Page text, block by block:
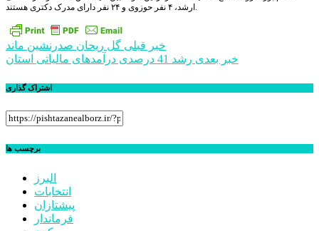
ارشد، ۴ نفر حوزوی و ۲۴ نفر دارای مدرک دکتری هستند.
راهبری
نوشته
خبر قبلی گل ریحان صدرنشین ماند
خبر بعدی رشد 41 درصدی درآمدهای مالیاتی استان
اشتراک گذاری
برچسب ها
البرز
انتخابات
پیشتازان
فرماندار